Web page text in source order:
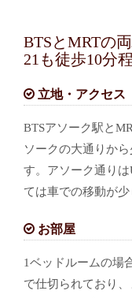
BTSとMRTの
21も徒歩10分
立地・アクセス
BTSアソーク駅と
ソークの大通りか
す。アソーク通り
ては車での移動が少
お部屋
1ベッドルームの場
で仕切られており